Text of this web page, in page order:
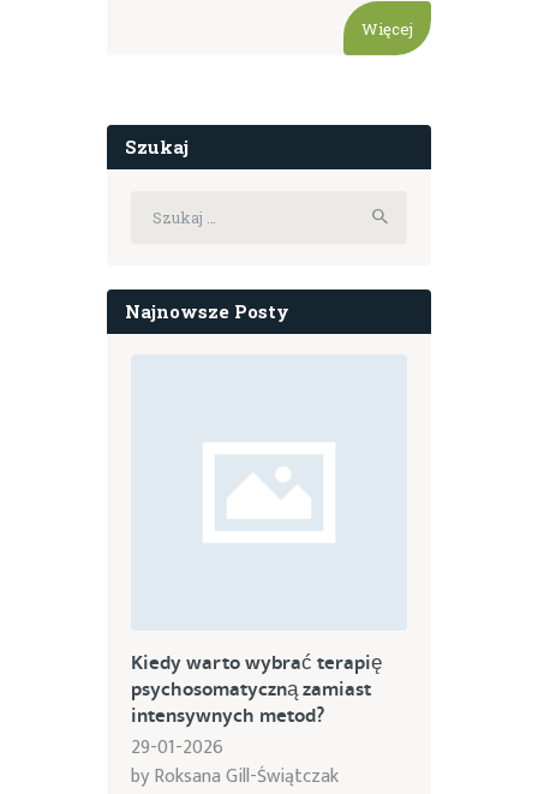
Więcej
Szukaj
Najnowsze Posty
Kiedy warto wybrać terapię
psychosomatyczną zamiast
intensywnych metod?
29-01-2026
byRoksana Gill-Świątczak